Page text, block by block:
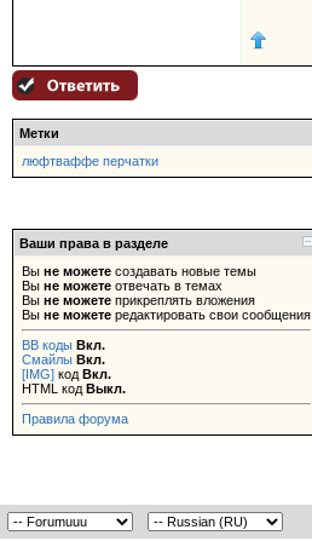
Метки
люфтваффе перчатки
Ваши права в разделе
Вы не можете создавать новые темы
Вы не можете отвечать в темах
Вы не можете прикреплять вложения
Вы не можете редактировать свои сообщения
BB коды Вкл.
Смайлы Вкл.
[IMG] код Вкл.
HTML код Выкл.
Правила форума